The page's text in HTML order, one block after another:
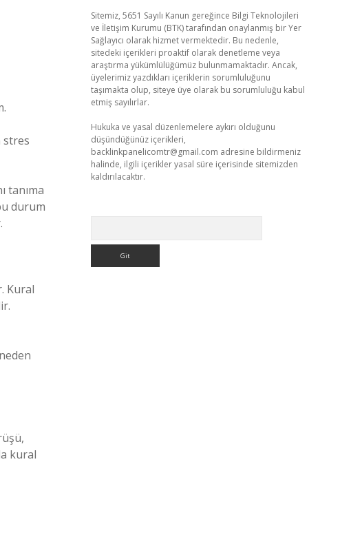
stres
tanıma
durum
Kural
kural
Sitemiz, 5651 Sayılı Kanun gereğince Bilgi Teknolojileri
ve İletişim Kurumu (BTK) tarafından onaylanmış bir Yer
Sağlayıcı olarak hizmet vermektedir. Bu nedenle,
sitedeki içerikleri proaktif olarak denetleme veya
araştırma yükümlülüğümüz bulunmamaktadır. Ancak,
üyelerimiz yazdıkları içeriklerin sorumluluğunu
taşımakta olup, siteye üye olarak bu sorumluluğu kabul
etmiş sayılırlar.
Hukuka ve yasal düzenlemelere aykırı olduğunu
düşündüğünüz içerikleri,
backlinkpanelicomtr@gmail.com adresine bildirmeniz
halinde, ilgili içerikler yasal süre içerisinde sitemizden
kaldırılacaktır.